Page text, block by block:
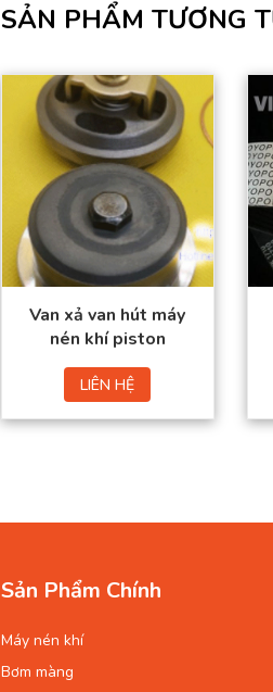
SẢN PHẨM TƯƠNG
Sản phẩm đạt tiêu
chuẩn chất lượng
cao.
Hàng có sẵn trong
kho
Giá thành tốt nhất thị
trường.
Đặt mua thuận tiện –
Giao hàng toàn quốc
Van xả van hút máy
nén khí piston
LIÊN HỆ
Sản Phẩm Chính
Máy nén khí
Bơm màng